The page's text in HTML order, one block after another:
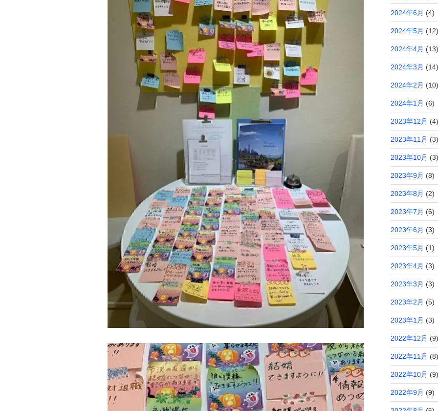
2024年6月 (4)
2024年5月 (12)
2024年4月 (13)
2024年3月 (14)
2024年2月 (10)
2024年1月 (6)
2023年12月 (4)
2023年11月 (3)
2023年10月 (3)
2023年9月 (8)
2023年8月 (2)
2023年7月 (6)
2023年6月 (3)
2023年5月 (1)
2023年4月 (3)
2023年3月 (3)
2023年2月 (5)
2023年1月 (3)
2022年12月 (9)
2022年11月 (8)
2022年10月 (9)
2022年9月 (9)